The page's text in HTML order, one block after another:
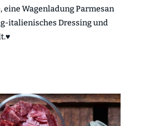
eine Wagenladung Parmesan
italienisches Dressing und